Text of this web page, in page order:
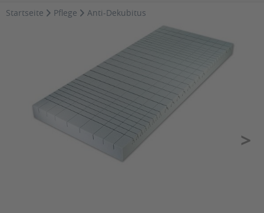
Startseite Pflege Anti-Dekubitus